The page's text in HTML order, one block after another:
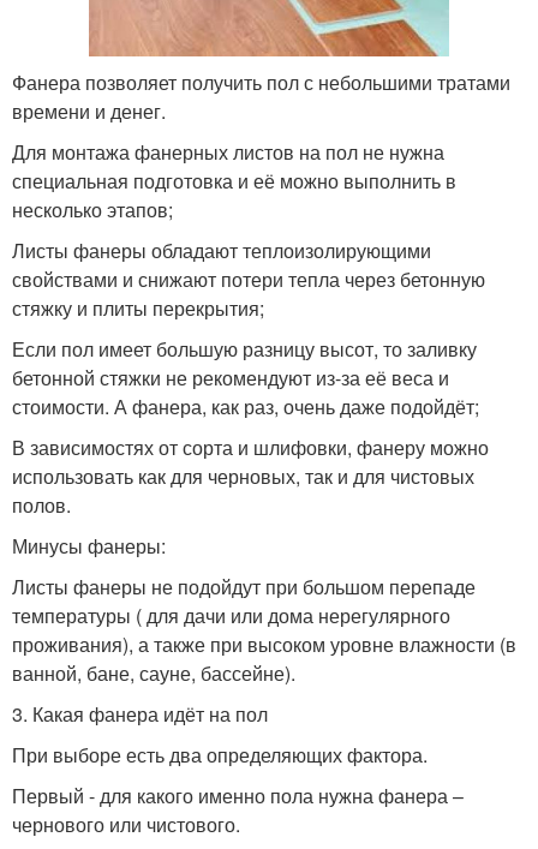
Фанера позволяет получить пол с небольшими тратами
времени и денег.
Для монтажа фанерных листов на пол не нужна
специальная подготовка и её можно выполнить в
несколько этапов;
Листы фанеры обладают теплоизолирующими
свойствами и снижают потери тепла через бетонную
стяжку и плиты перекрытия;
Если пол имеет большую разницу высот, то заливку
бетонной стяжки не рекомендуют из-за её веса и
стоимости. А фанера, как раз, очень даже подойдёт;
В зависимостях от сорта и шлифовки, фанеру можно
использовать как для черновых, так и для чистовых
полов.
Минусы фанеры:
Листы фанеры не подойдут при большом перепаде
температуры ( для дачи или дома нерегулярного
проживания), а также при высоком уровне влажности (в
ванной, бане, сауне, бассейне).
3. Какая фанера идёт на пол
При выборе есть два определяющих фактора.
Первый - для какого именно пола нужна фанера –
чернового или чистового.